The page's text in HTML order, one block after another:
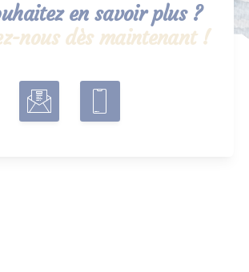
en savoir plus ?
nous dès maintenant !